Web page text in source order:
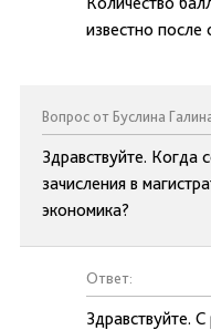
известно после
Вопрос от Буслина
Здравствуйте. Когда
зачисления в
экономика?
Ответ:
Здравствуйте.